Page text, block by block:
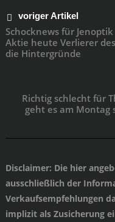
voriger Artikel
Schocknews für
Aktie heute Verlierer
die Hintergründe
Richtig schlecht für
geht es am Montag
Disclaimer: Die hier
ausschließlich der
Verkaufsempfehlungen
implizit als Zusicherung